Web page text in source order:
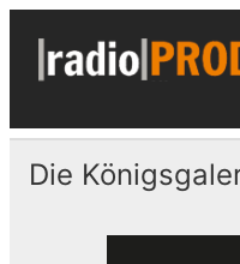
Skip
content
Die